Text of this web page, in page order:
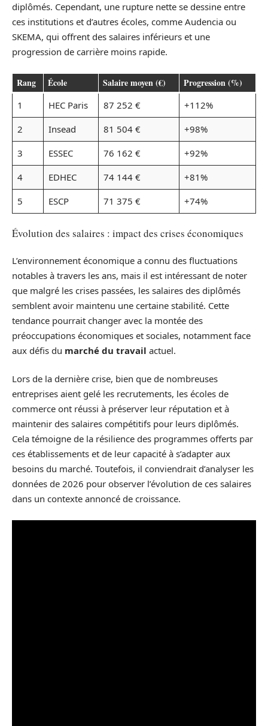
diplômés. Cependant, une rupture nette se dessine entre
ces institutions et d’autres écoles, comme Audencia ou
SKEMA, qui offrent des salaires inférieurs et une
progression de carrière moins rapide.
Rang École Salaire moyen (€) Progression (%)
1 HEC Paris 87 252 €
+112%
2
Insead 81 504 €
+98%
3
ESSEC 76 162 €
+92%
4
EDHEC 74 144 €
+81%
5
ESCP 71 375 € +74%
Évolution des salaires : impact des crises économiques
L’environnement économique a connu des fluctuations
notables à travers les ans, mais il est intéressant de noter
que malgré les crises passées, les salaires des diplômés
semblent avoir maintenu une certaine stabilité. Cette
tendance pourrait changer avec la montée des
préoccupations économiques et sociales, notamment face
aux défis du marché du travail actuel.
Lors de la dernière crise, bien que de nombreuses
entreprises aient gelé les recrutements, les écoles de
commerce ont réussi à préserver leur réputation et à
maintenir des salaires compétitifs pour leurs diplômés.
Cela témoigne de la résilience des programmes offerts par
ces établissements et de leur capacité à s’adapter aux
besoins du marché. Toutefois, il conviendrait d’analyser les
données de 2026 pour observer l’évolution de ces salaires
dans un contexte annoncé de croissance.